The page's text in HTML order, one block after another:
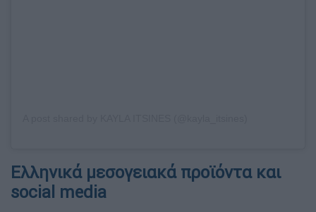
Ελληνικά μεσογειακά προϊόντα και
social media